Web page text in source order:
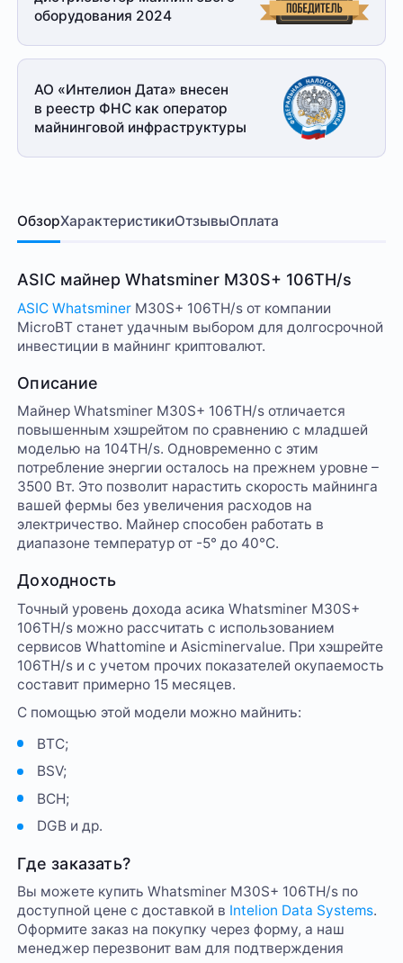
оборудования 2024
АО «Интелион Дата» внесен
в реестр ФНС как оператор
майнинговой инфраструктуры
ОбзорХарактеристикиОтзывыОплата
ASIC майнер Whatsminer M30S+ 106TH/s
ASIC Whatsminer M30S+ 106TH/s от компании
MicroBT станет удачным выбором для долгосрочной
инвестиции в майнинг криптовалют.
Описание
Майнер Whatsminer M30S+ 106TH/s отличается
повышенным хэшрейтом по сравнению с младшей
моделью на 104TH/s. Одновременно с этим
потребление энергии осталось на прежнем уровне –
3500 Вт. Это позволит нарастить скорость майнинга
вашей фермы без увеличения расходов на
электричество. Майнер способен работать в
диапазоне температур от -5° до 40°C.
Доходность
Точный уровень дохода асика Whatsminer M30S+
106TH/s можно рассчитать с использованием
сервисов Whattomine и Asicminervalue. При хэшрейте
106TH/s и с учетом прочих показателей окупаемость
составит примерно 15 месяцев.
С помощью этой модели можно майнить:
BTC;
BSV;
BCH;
DGB и др.
Где заказать?
Вы можете купить Whatsminer M30S+ 106TH/s по
доступной цене с доставкой в Intelion Data Systems.
Оформите заказ на покупку через форму, а наш
менеджер перезвонит вам для подтверждения